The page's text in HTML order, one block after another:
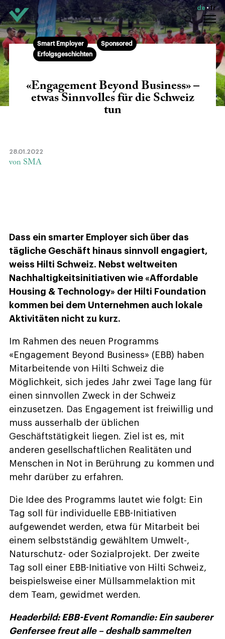
de fr
Smart Employer
Sponsored
Erfolgsgeschichten
«Engagement Beyond Business» –
etwas Sinnvolles für die Schweiz
tun
28.01.2022
von SMA
Dass ein smarter Employer sich über das
tägliche Geschäft hinaus sinnvoll engagiert,
weiss Hilti Schweiz. Nebst weltweiten
Nachhaltigkeitsinitiativen wie «Affordable
Housing & Technology» der Hilti Foundation
kommen bei dem Unternehmen auch lokale
Aktivitäten nicht zu kurz.
m Rahmen des neuen Programms
«Engagement Beyond Business» (EBB) haben
Mitarbeitende von Hilti Schweiz die
Möglichkeit, sich jedes Jahr zwei Tage lang für
einen sinnvollen Zweck in der Schweiz
einzusetzen. Das Engagement ist freiwillig und
muss ausserhalb der üblichen
Geschäftstätigkeit liegen. Ziel ist es, mit
anderen gesellschaftlichen Realitäten und
Menschen in Not in Berührung zu kommen und
mehr darüber zu erfahren.
Die Idee des Programms lautet wie folgt: Ein
Tag soll für individuelle EBB-Initiativen
aufgewendet werden, etwa für Mitarbeit bei
einem selbstständig gewähltem Umwelt-,
Naturschutz- oder Sozialprojekt. Der zweite
Tag soll einer EBB-Initiative von Hilti Schweiz,
beispielsweise einer Müllsammelaktion mit
dem Team, gewidmet werden.
Headerbild: EBB-EventRomandie: Ein sauberer
Genfersee freut alle – deshalb sammelten